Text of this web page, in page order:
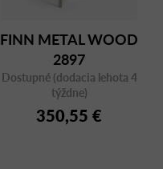
FINN METAL WOOD
2897
Dostupné (dodacia lehota 4
týždne)
350,55 €